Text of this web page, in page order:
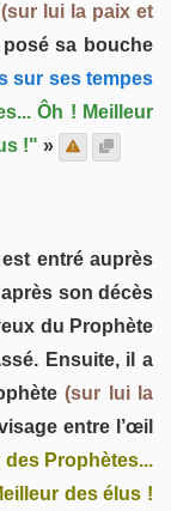
(sur lui la paix et
sa bouche
sur ses tempes
Ôh ! Meilleur
!" »
est entré auprès
son décès
du Prophète
Ensuite, il a
(sur lui la
entre l’œil
des Prophètes...
des élus !